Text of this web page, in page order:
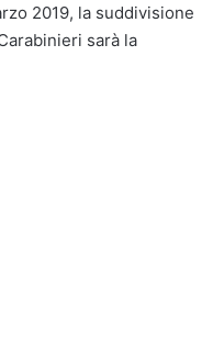
2019, la suddivisione
sarà la